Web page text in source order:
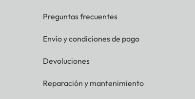
Preguntas frecuentes
Envío y condiciones de pago
Devoluciones
Reparación y mantenimiento